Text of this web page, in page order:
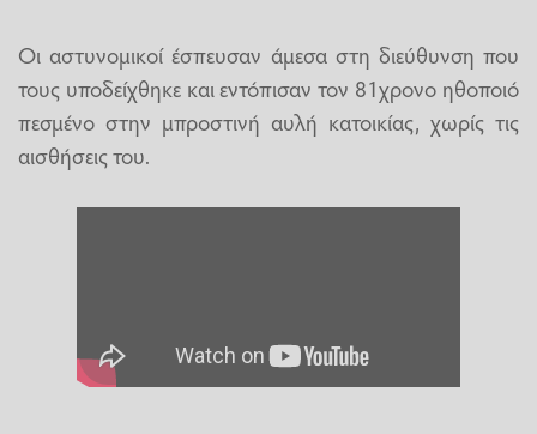
Οι αστυνομικοί έσπευσαν άμεσα στη διεύθυνση που
τους υποδείχθηκε και εντόπισαν τον 81χρονο ηθοποιό
πεσμένο στην μπροστινή αυλή κατοικίας, χωρίς τις
αισθήσεις του.